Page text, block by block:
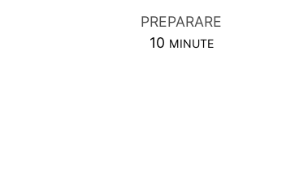
PREPARARE
10MINUTES
MINUTE